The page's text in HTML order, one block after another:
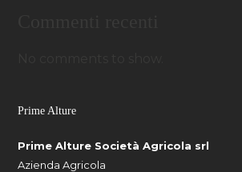
Prime Alture
Prime Alture Società Agricola srl
Azienda Agricola